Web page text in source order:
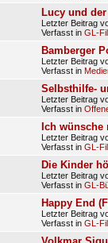
Lucy und
Letzter Beitrag
Verfasst in GL-
Bamberger
Letzter Beitrag
Verfasst in
Selbsthilfe-
Letzter Beitrag
Verfasst in
Ich wünsche
Letzter Beitrag
Verfasst in GL-
Die Kinder
Letzter Beitrag
Verfasst in GL-
Happy End
Letzter Beitrag
Verfasst in GL-
Volkmar